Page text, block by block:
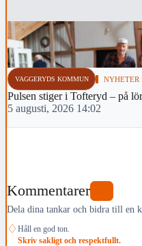
VAGGERYDS KOMMUN NYHETER
Pulsen stiger i Tofteryd – på
5 augusti, 2026 14:02
Kommentarer
Dela dina tankar och bidra till en
♢ Håll en god ton.
Skriv sakligt och respektfullt.